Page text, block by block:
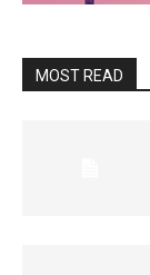
MOST READ